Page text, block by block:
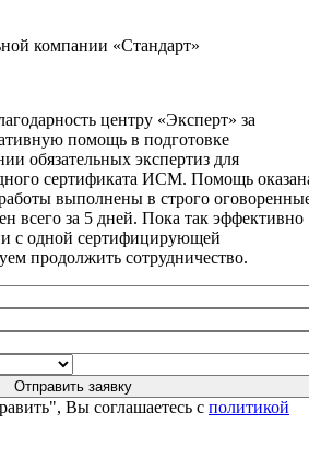
компании «Стандарт»
центру «Эксперт» за
помощь в подготовке
обязательных экспертиз для
сертификата ИСМ. Помощь
выполнены в строго
всего за 5 дней. Пока так эффективно
с одной сертифицирующей
продолжить сотрудничество.
Вы соглашаетесь с политикой